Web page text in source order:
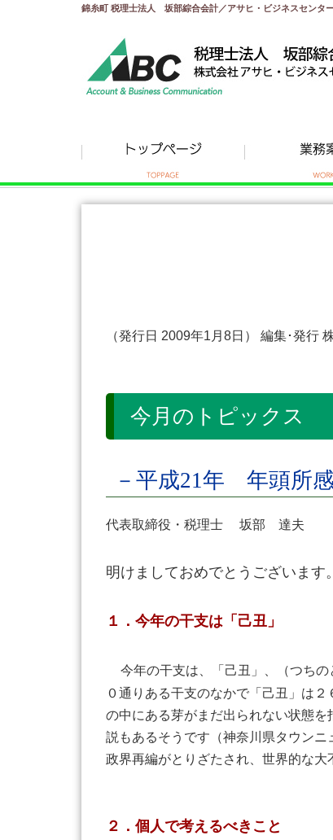
錦糸町 税理士法人 坂部綜合会計／アサヒ・ビジネスセンタ
（発行日 2009年1月8日） 編集･発行
今月のトピックス
－平成21年 年頭所
代表取締役・税理士 坂部 達夫
明けましておめでとうございます
１．今年の干支は「己丑」
今年の干支は、「己丑」、（つち
０通りある干支のなかで「己丑」は
の中にある芽がまだ出られない状態
説もあるそうです（神奈川県タウン
政界再編がとりざたされ、世界的な大
２．個人で考えるべきこと